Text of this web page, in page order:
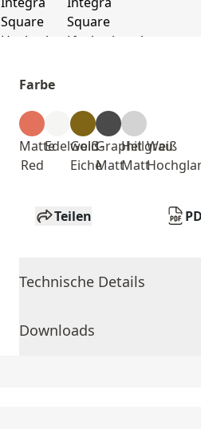
Farbe
Matte
Red
Edelweiß
Gold-
Eiche
Graphit
Matt
Hellgrau
Matt
Weiß
Teilen
Technische Details
Downloads